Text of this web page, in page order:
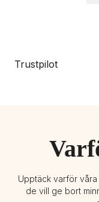
Trustpilot
Upptäck varför
de vill ge bort